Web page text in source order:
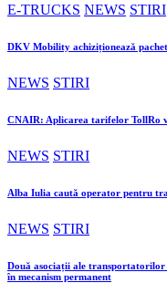
E-TRUCKS NEWS STIRI
DKV Mobility achiziționează
NEWS STIRI
CNAIR: Aplicarea tarifelor TollRo
NEWS STIRI
Alba Iulia caută operator pentru
NEWS STIRI
Două asociații ale transportatorilor
în mecanism permanent